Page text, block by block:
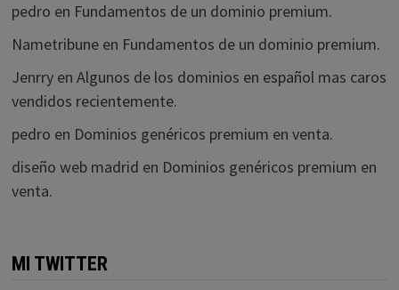
pedro en Fundamentos de un dominio premium.
Nametribuneen Fundamentos de un dominio premium.
Jenrryen Algunos de los dominios en español mas caros
vendidos recientemente.
pedro en Dominios genéricos premium en venta.
diseño web madrid en Dominios genéricos premium en
venta.
MI TWITTER